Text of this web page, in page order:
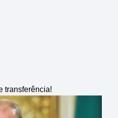
transferência!